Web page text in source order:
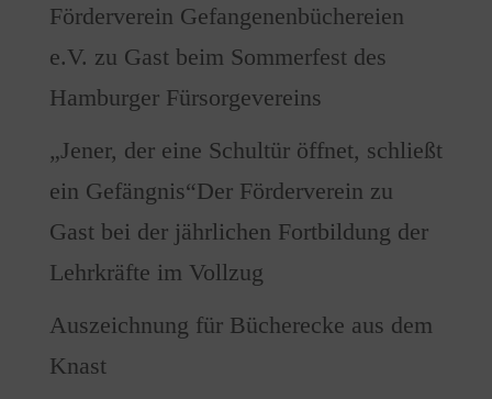
Förderverein Gefangenenbüchereien
e.V. zu Gast beim Sommerfest des
Hamburger Fürsorgevereins
„Jener, der eine Schultür öffnet, schließt
ein Gefängnis“Der Förderverein zu
Gast bei der jährlichen Fortbildung der
Lehrkräfte im Vollzug
Auszeichnung für Bücherecke aus dem
Knast